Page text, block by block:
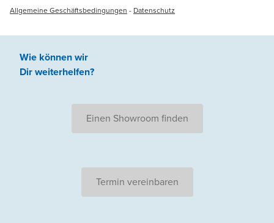
Allgemeine Geschäftsbedingungen - Datenschutz
Wie können wir
Dir weiterhelfen?
Einen Showroom finden
Termin vereinbaren